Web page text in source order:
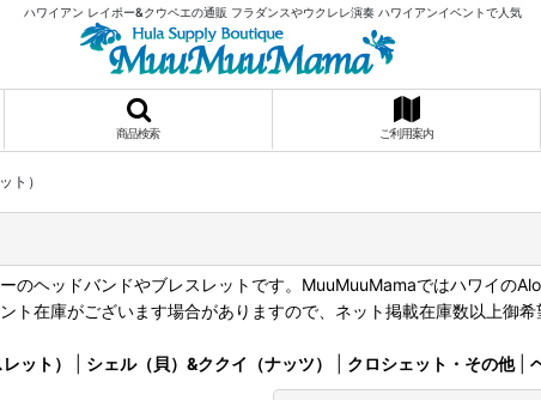
ハワイアン レイポー&クウペエの通販 フラダンスやウクレレ演奏 ハワイアンイベントで人気
商品検索 ご利用案内
ト）
のヘッドバンドやブレスレットです。MuuMuuMamaではハワイの
ト在庫がございます場合がありますので、ネット掲載在庫数以上御
ット） シェル（貝）&ククイ（ナッツ） クロシェット・その他|